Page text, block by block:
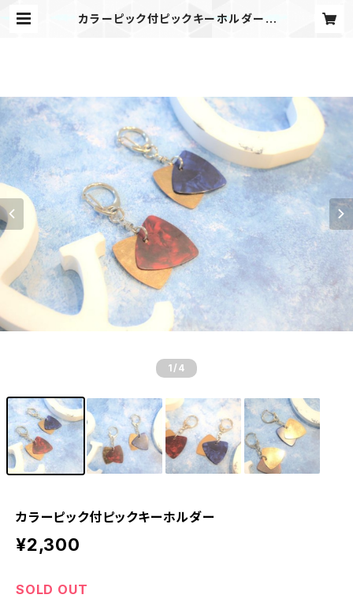
カラーピック付ピックキーホルダー |
1 /4
カラーピック付ピックキーホルダー
¥2,300
SOLD OUT